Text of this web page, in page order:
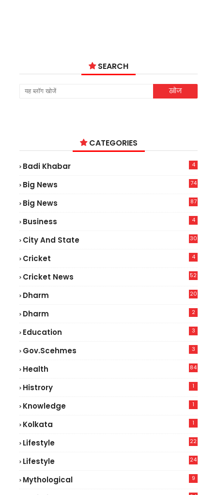
SEARCH
CATEGORIES
Badi Khabar 4
Big News
74
Big News
87
Business 4
City And State 30
Cricket 4
Cricket News
52
Dharm 20
Dharm 2
Education 3
Gov.scehmes 3
Health
84
Histrory 1
Knowledge 1
Kolkata 1
Lifestyle
22
Lifestyle
24
Mythological 9